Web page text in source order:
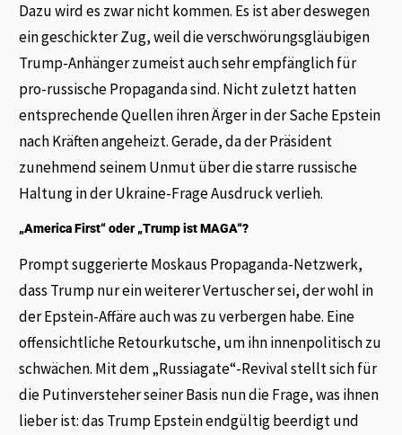
Dazu wird es zwar nicht kommen. Es ist aber deswegen
ein geschickter Zug, weil die verschwörungsgläubigen
Trump-Anhänger zumeist auch sehr empfänglich für
pro-russische Propaganda sind. Nicht zuletzt hatten
entsprechende Quellen ihren Ärger in der Sache Epstein
nach Kräften angeheizt. Gerade, da der Präsident
zunehmend seinem Unmut über die starre russische
Haltung in der Ukraine-Frage Ausdruck verlieh.
„America First“ oder „Trump ist MAGA“?
Prompt suggerierte Moskaus Propaganda-Netzwerk,
dass Trump nur ein weiterer Vertuscher sei, der wohl in
der Epstein-Affäre auch was zu verbergen habe. Eine
offensichtliche Retourkutsche, um ihn innenpolitisch zu
schwächen. Mit dem „Russiagate“-Revival stellt sich für
die Putinversteher seiner Basis nun die Frage, was ihnen
lieber ist: das Trump Epstein endgültig beerdigt und